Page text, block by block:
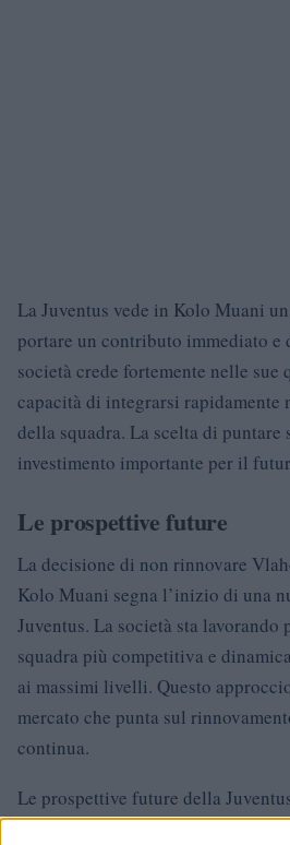
La Juventus vede in Kolo Muani
portare un contributo immediato e
società crede fortemente nelle sue
capacità di integrarsi rapidamente
della squadra. La scelta di puntare
investimento importante per il
Le prospettive future
La decisione di non rinnovare
Kolo Muani segna l’inizio di una
Juventus. La società sta lavorando
squadra più competitiva e
ai massimi livelli. Questo
mercato che punta sul
continua.
Le prospettive future della
società ha le risorse e la